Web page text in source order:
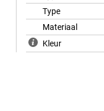
Type
Materiaal
Kleur